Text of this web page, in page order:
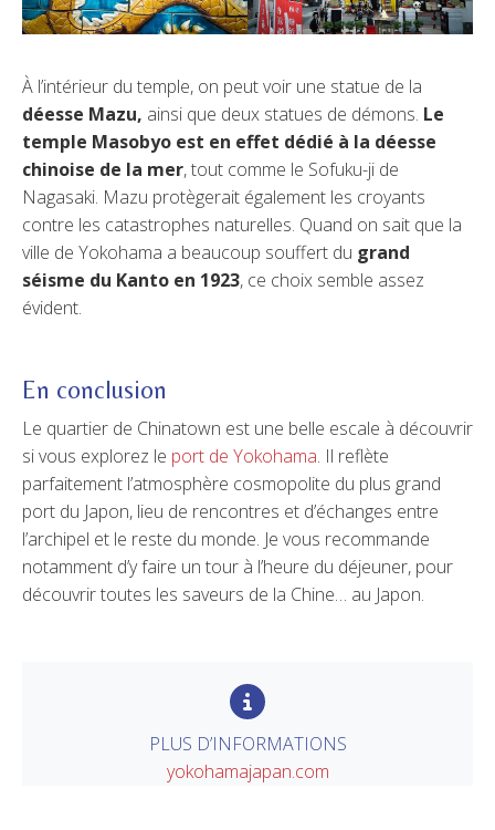
À l’intérieur du temple, on peut voir une statue de la
déesse Mazu, ainsi que deux statues de démons. Le
temple Masobyo est en effet dédié à la déesse
chinoise de la mer, tout comme le Sofuku-ji de
Nagasaki. Mazu protègerait également les croyants
contre les catastrophes naturelles. Quand on sait que la
ville de Yokohama a beaucoup souffert du grand
séisme du Kanto en 1923, ce choix semble assez
évident.
En conclusion
Le quartier de Chinatown est une belle escale à découvrir
si vous explorez le port de Yokohama. Il reflète
parfaitement l’atmosphère cosmopolite du plus grand
port du Japon, lieu de rencontres et d’échanges entre
l’archipel et le reste du monde. Je vous recommande
notamment d’y faire un tour à l’heure du déjeuner, pour
découvrir toutes les saveurs de la Chine… au Japon.
PLUS D’INFORMATIONS
yokohamajapan.com